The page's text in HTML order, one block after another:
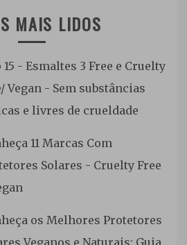
MAIS LIDOS
15 - Esmaltes 3 Free e Cruelty
Vegan - Sem substâncias
e livres de crueldade
11 Marcas Com
Solares - Cruelty Free
os Melhores Protetores